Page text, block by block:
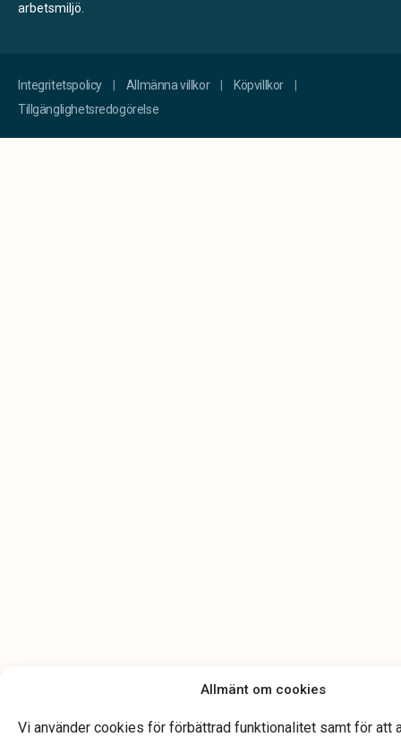
Allmänt om cookies
Vi använder cookies för förbättrad funktionalitet samt för att
arbetsmiljö.
Integritetspolicy Allmänna villkor
Köpvillkor
Tillgänglighetsredogörelse